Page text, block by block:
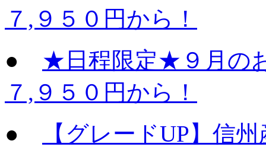
７,９５０円から！
● ★日程限定★９月の
７,９５０円から！
●
【グレードUP】信